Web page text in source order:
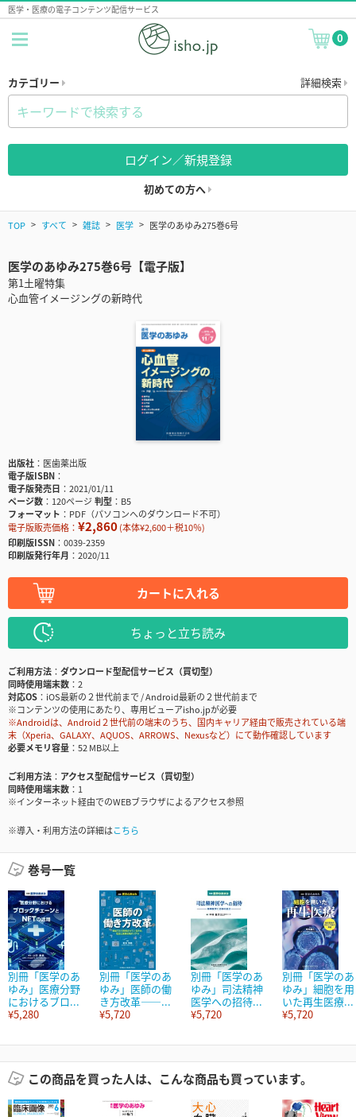
医学・医療の電子コンテンツ配信サービス
0
カテゴリー 詳細検索
ログイン／新規登録
初めての方へ
TOP すべて 雑誌 医学 医学のあゆみ275巻6号
医学のあゆみ275巻6号【電子版】
第1土曜特集
心血管イメージングの新時代
出版社
医歯薬出版
電子版ISBN
電子版発売日
2021/01/11
ページ数
120ページ判型
B5
フォーマット
PDF（パソコンへのダウンロード不可）
電子版販売価格： ¥2,860(本体¥2,600＋税10％)
印刷版ISSN
0039-2359
印刷版発行年月
2020/11
カートに入れる
ちょっと立ち読み
ご利用方法
ダウンロード型配信サービス（買切型）
同時使用端末数
2
対応OS
iOS最新の２世代前まで / Android最新の２世代前まで
※コンテンツの使用にあたり、専用ビューアisho.jpが必要
※Androidは、Android２世代前の端末のうち、国内キャリア経由で販売されている端
末（Xperia、GALAXY、AQUOS、ARROWS、Nexusなど）にて動作確認しています
必要メモリ容量
52 MB以上
ご利用方法
アクセス型配信サービス（買切型）
同時使用端末数
1
※インターネット経由でのWEBブラウザによるアクセス参照
※導入・利用方法の詳細はこちら
巻号一覧
別冊「医学のあ
ゆみ」医療分野
におけるブロ...
¥5,280
別冊「医学のあ
ゆみ」医師の働
き方改革――...
¥5,720
別冊「医学のあ
ゆみ」司法精神
医学への招待...
¥5,720
別冊「医学のあ
ゆみ」細胞を用
いた再生医療...
¥5,720
この商品を買った人は、こんな商品も買っています。